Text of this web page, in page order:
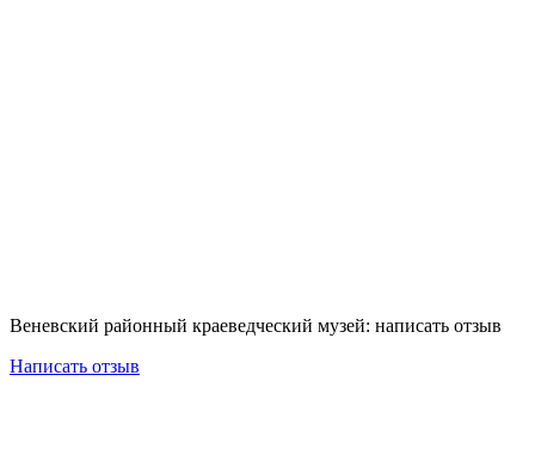
Веневский районный краеведческий музей: написать отзыв
Написать отзыв